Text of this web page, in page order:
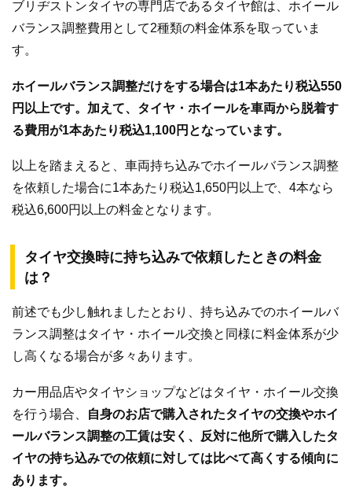
ブリヂストンタイヤの専門店であるタイヤ館は、ホイール
バランス調整費用として2種類の料金体系を取っていま
す。
ホイールバランス調整だけをする場合は1本あたり税込550
円以上です。加えて、タイヤ・ホイールを車両から脱着す
る費用が1本あたり税込1,100円となっています。
以上を踏まえると、車両持ち込みでホイールバランス調整
を依頼した場合に1本あたり税込1,650円以上で、4本なら
税込6,600円以上の料金となります。
タイヤ交換時に持ち込みで依頼したときの料金
は？
前述でも少し触れましたとおり、持ち込みでのホイールバ
ランス調整はタイヤ・ホイール交換と同様に料金体系が少
し高くなる場合が多々あります。
カー用品店やタイヤショップなどはタイヤ・ホイール交換
を行う場合、
自身のお店で購入されたタイヤの交換やホイ
ールバランス調整の工賃は安く、反対に他所で購入したタ
イヤの持ち込みでの依頼に対しては比べて高くする傾向に
あります。